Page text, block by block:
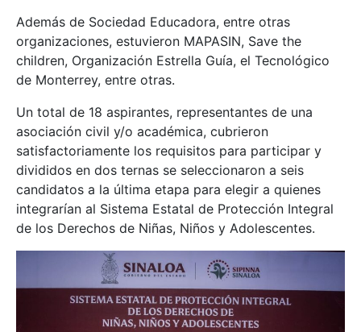
Además de Sociedad Educadora, entre otras
organizaciones, estuvieron MAPASIN, Save the
children, Organización Estrella Guía, el Tecnológico
de Monterrey, entre otras.
Un total de 18 aspirantes, representantes de una
asociación civil y/o académica, cubrieron
satisfactoriamente los requisitos para participar y
divididos en dos ternas se seleccionaron a seis
candidatos a la última etapa para elegir a quienes
integrarían al Sistema Estatal de Protección Integral
de los Derechos de Niñas, Niños y Adolescentes.